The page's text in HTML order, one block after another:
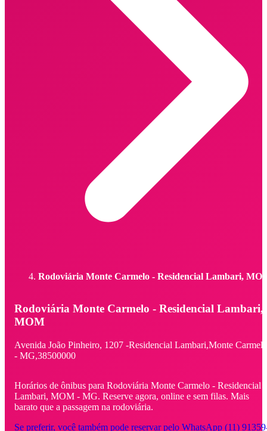
Rodoviária Monte Carmelo - Residencial Lambari,
Rodoviária Monte Carmelo - Residencial Lambari,
MOM
Avenida João Pinheiro, 1207 -Residencial Lambari,Monte Carmelo
- MG,38500000
Horários de ônibus para Rodoviária Monte Carmelo - Residencial
Lambari, MOM - MG. Reserve agora, online e sem filas. Mais
barato que a passagem na rodoviária.
Se preferir, você também pode reservar pelo WhatsApp (11)